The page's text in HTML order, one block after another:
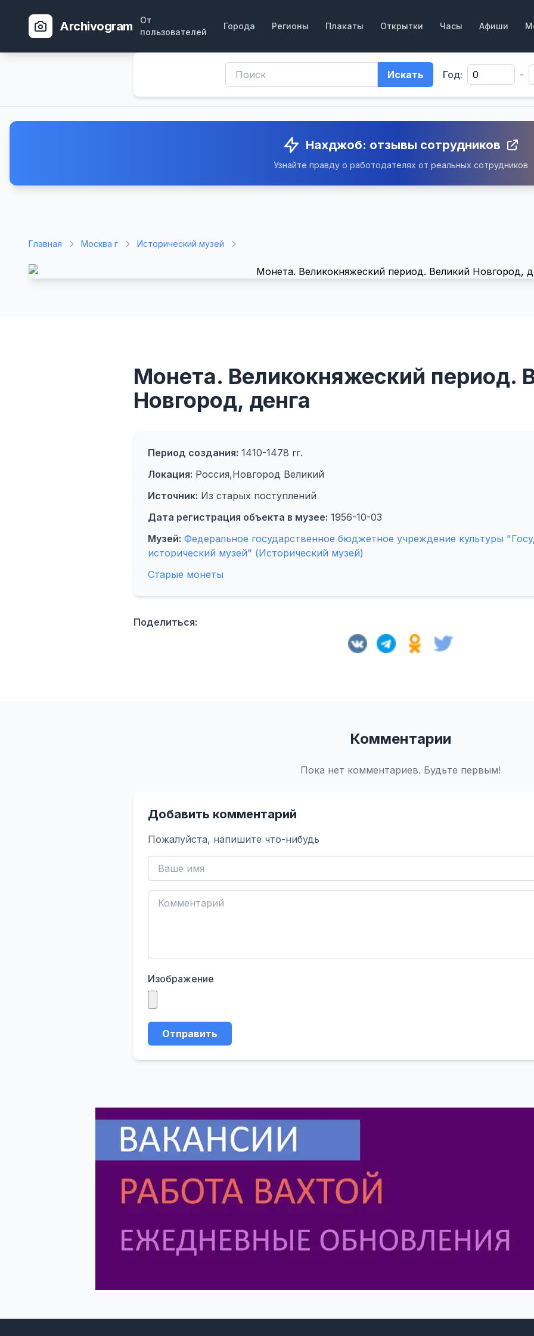
Archivogram
От
пользователей
Города Регионы Плакаты Открытки Часы Афиши
Искать Год: -
Нахджоб: отзывы сотрудников
Узнайте правду о работодателях от реальных сотрудников
Главная Москва г Исторический музей
Монета. Великокняжеский период.
Новгород, денга
Период создания: 1410-1478 гг.
Локация: Россия,Новгород Великий
Источник: Из старых поступлений
Дата регистрация объекта в музее: 1956-10-03
Музей: Федеральное государственное бюджетное учреждение культуры
исторический музей" (Исторический музей)
Старые монеты
Поделиться:
Комментарии
Пока нет комментариев. Будьте первым!
Добавить комментарий
Пожалуйста, напишите что-нибудь
Изображение
Отправить